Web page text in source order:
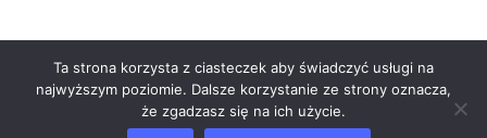
Ta strona korzysta z ciasteczek aby świadczyć usługi na
najwyższym poziomie. Dalsze korzystanie ze strony oznacza,
że zgadzasz się na ich użycie.